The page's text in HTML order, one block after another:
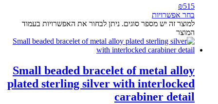
₪515
בחר אפשרויות
למוצר זה יש מספר סוגים. ניתן לבחור את האפשרויות בעמוד
המוצר
Small beaded bracelet of metal alloy
plated sterling silver with interlocked
carabiner detail